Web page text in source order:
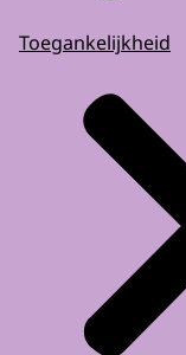
Toegankelijkheid